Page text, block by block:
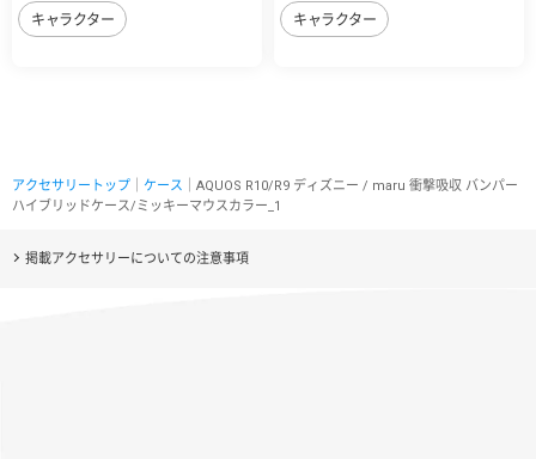
キャラクター キャラクター
アクセサリートップ ケース ｜AQUOS R10/R9 ディズニー / maru 衝撃吸収 バンパー
ハイブリッドケース/ミッキーマウスカラー_1
掲載アクセサリーについての注意事項